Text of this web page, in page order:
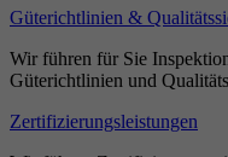
Güterichtlinien &
Wir führen für Sie
Güterichtlinien und
Zertifizierungsleistungen